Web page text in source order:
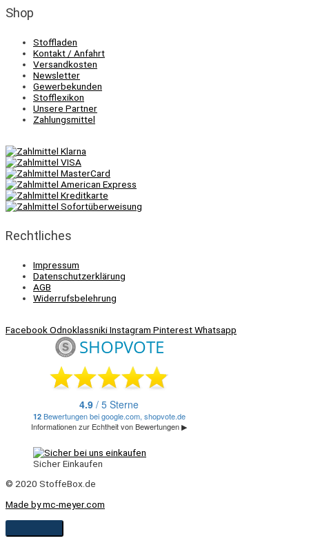
Shop
Stoffladen
Kontakt / Anfahrt
Versandkosten
Newsletter
Gewerbekunden
Stofflexikon
Unsere Partner
Zahlungsmittel
Rechtliches
Impressum
Datenschutzerklärung
AGB
Widerrufsbelehrung
FacebookOdnoklassnikiInstagram PinterestWhatsapp
Sicher Einkaufen
© 2020 StoffeBox.de
Made by mc-meyer.com